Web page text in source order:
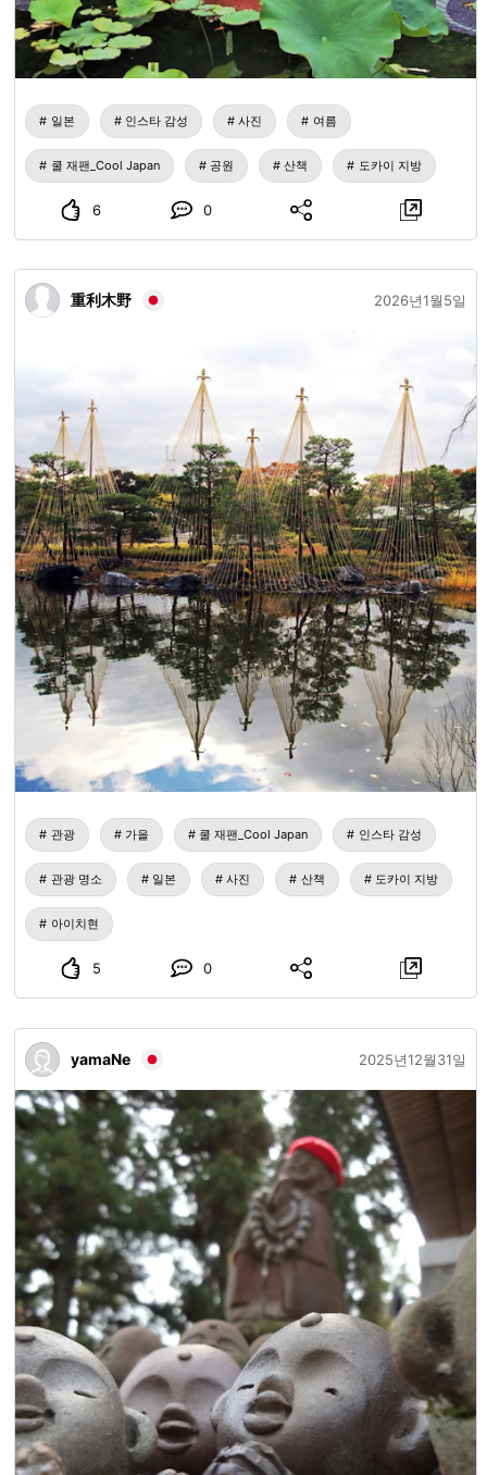
일본 인스타 감성 사진 여름
쿨 재팬_Cool Japan 공원 산책 도카이 지방
6 0
重利木野 2026년1월5일
관광 가을 쿨 재팬_Cool Japan 인스타 감성
관광 명소 일본 사진 산책 도카이 지방
아이치현
5 0
yamaNe 2025년12월31일